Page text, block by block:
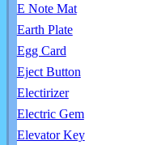
E Note Mat
Earth Plate
Egg Card
Eject Button
Electirizer
Electric Gem
Elevator Key